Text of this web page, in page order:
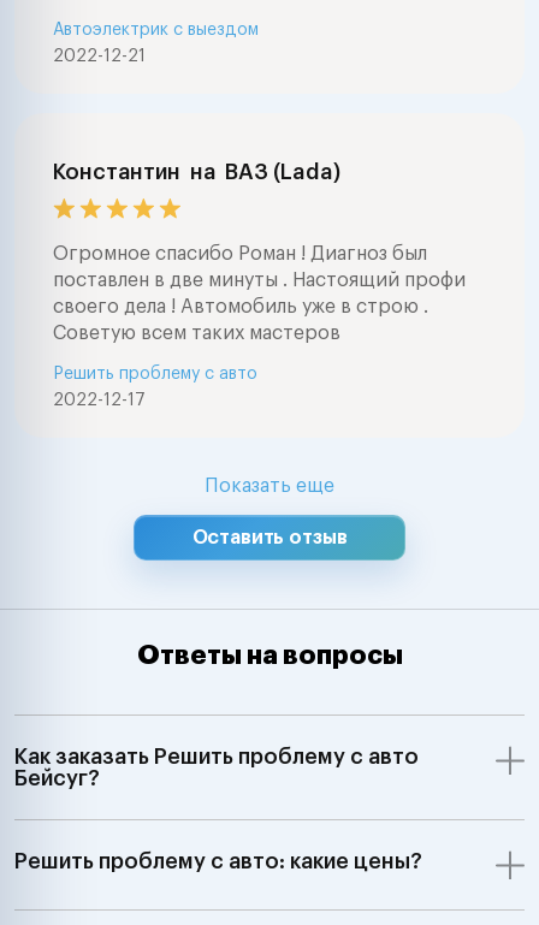
2022-12-21
Автоэлектрик с выездом
Константин на ВАЗ (Lada)
Огромное спасибо Роман ! Диагноз был
поставлен в две минуты . Настоящий профи
своего дела ! Автомобиль уже в строю .
Советую всем таких мастеров
2022-12-17
Решить проблему с авто
Показать еще
Оставить отзыв
Ответы на вопросы
Как заказать Решить проблему с авто
Бейсуг?
Решить проблему с авто: какие цены?